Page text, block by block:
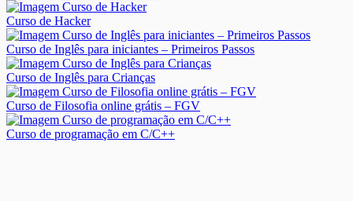
Curso de Hacker
Curso de Inglês para iniciantes – Primeiros Passos
Curso de Inglês para Crianças
Curso de Filosofia online grátis – FGV
Curso de programação em C/C++